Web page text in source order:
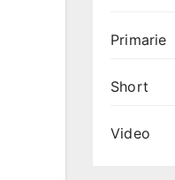
Primarie
Short
Video